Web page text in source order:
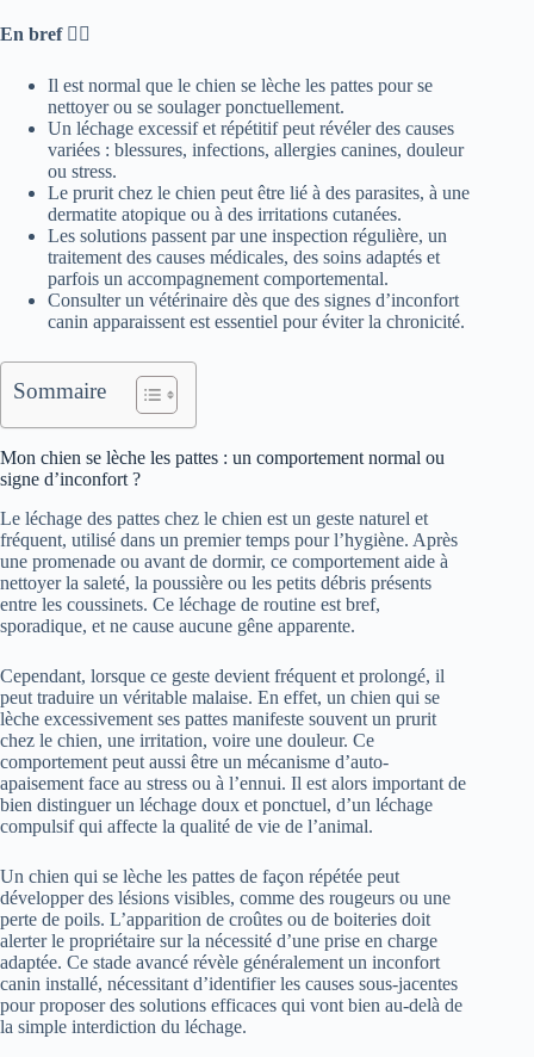
En bref 🐕‍🦺
Il est normal que le chien se lèche les pattes pour se
nettoyer ou se soulager ponctuellement.
Un léchage excessif et répétitif peut révéler des causes
variées : blessures, infections, allergies canines, douleur
ou stress.
Le prurit chez le chien peut être lié à des parasites, à une
dermatite atopique ou à des irritations cutanées.
Les solutions passent par une inspection régulière, un
traitement des causes médicales, des soins adaptés et
parfois un accompagnement comportemental.
Consulter un vétérinaire dès que des signes d’inconfort
canin apparaissent est essentiel pour éviter la chronicité.
Sommaire
Mon chien se lèche les pattes : un comportement normal ou
signe d’inconfort ?
Le léchage des pattes chez le chien est un geste naturel et
fréquent, utilisé dans un premier temps pour l’hygiène. Après
une promenade ou avant de dormir, ce comportement aide à
nettoyer la saleté, la poussière ou les petits débris présents
entre les coussinets. Ce léchage de routine est bref,
sporadique, et ne cause aucune gêne apparente.
Cependant, lorsque ce geste devient fréquent et prolongé, il
peut traduire un véritable malaise. En effet, un chien qui se
lèche excessivement ses pattes manifeste souvent un prurit
chez le chien, une irritation, voire une douleur. Ce
comportement peut aussi être un mécanisme d’auto-
apaisement face au stress ou à l’ennui. Il est alors important de
bien distinguer un léchage doux et ponctuel, d’un léchage
compulsif qui affecte la qualité de vie de l’animal.
Un chien qui se lèche les pattes de façon répétée peut
développer des lésions visibles, comme des rougeurs ou une
perte de poils. L’apparition de croûtes ou de boiteries doit
alerter le propriétaire sur la nécessité d’une prise en charge
adaptée. Ce stade avancé révèle généralement un inconfort
canin installé, nécessitant d’identifier les causes sous-jacentes
pour proposer des solutions efficaces qui vont bien au-delà de
la simple interdiction du léchage.